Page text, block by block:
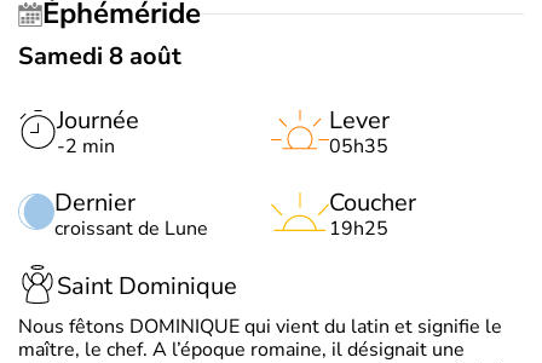
Éphéméride
Samedi 8 août
Journée
-2 min
Dernier
croissant de Lune
Lever
05h35
Coucher
19h25
Saint Dominique
Nous fêtons DOMINIQUE qui vient du latin et signifie le
maître, le chef. A l’époque romaine, il désignait une